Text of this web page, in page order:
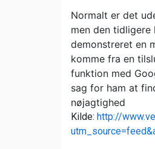
Normalt er det
men den tidligere
demonstreret en
komme fra en
funktion med
sag for ham at
nøjagtighed
Kilde: http://